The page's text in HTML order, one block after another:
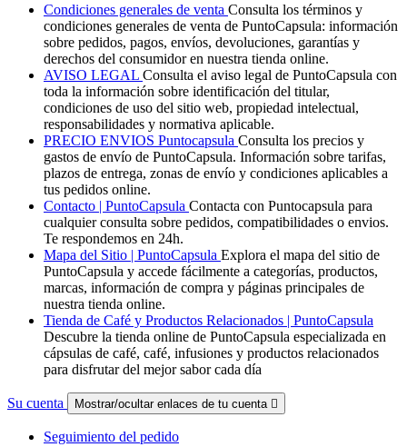
Condiciones generales de venta Consulta los términos y
condiciones generales de venta de PuntoCapsula: información
sobre pedidos, pagos, envíos, devoluciones, garantías y
derechos del consumidor en nuestra tienda online.
AVISO LEGAL Consulta el aviso legal de PuntoCapsula con
toda la información sobre identificación del titular,
condiciones de uso del sitio web, propiedad intelectual,
responsabilidades y normativa aplicable.
PRECIO ENVIOS Puntocapsula Consulta los precios y
gastos de envío de PuntoCapsula. Información sobre tarifas,
plazos de entrega, zonas de envío y condiciones aplicables a
tus pedidos online.
Contacto | PuntoCapsula Contacta con Puntocapsula para
cualquier consulta sobre pedidos, compatibilidades o envios.
Te respondemos en 24h.
Mapa del Sitio | PuntoCapsula Explora el mapa del sitio de
PuntoCapsula y accede fácilmente a categorías, productos,
marcas, información de compra y páginas principales de
nuestra tienda online.
Tienda de Café y Productos Relacionados | PuntoCapsula
Descubre la tienda online de PuntoCapsula especializada en
cápsulas de café, café, infusiones y productos relacionados
para disfrutar del mejor sabor cada día
Su cuenta Mostrar/ocultar enlaces de tu cuenta 
Seguimiento del pedido